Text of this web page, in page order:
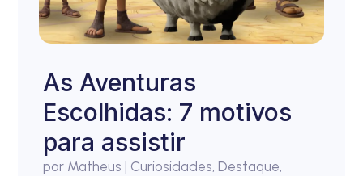
As Aventuras
Escolhidas: 7 motivos
para assistir
por Matheus | Curiosidades, Destaque,